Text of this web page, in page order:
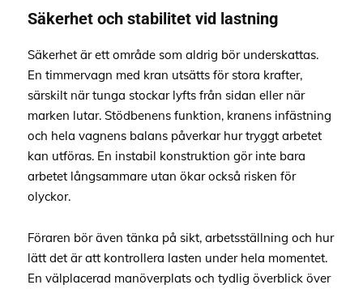
Säkerhet och stabilitet vid lastning
Säkerhet är ett område som aldrig bör underskattas.
En timmervagn med kran utsätts för stora krafter,
särskilt när tunga stockar lyfts från sidan eller när
marken lutar. Stödbenens funktion, kranens infästning
och hela vagnens balans påverkar hur tryggt arbetet
kan utföras. En instabil konstruktion gör inte bara
arbetet långsammare utan ökar också risken för
olyckor.
Föraren bör även tänka på sikt, arbetsställning och hur
lätt det är att kontrollera lasten under hela momentet.
En välplacerad manöverplats och tydlig överblick över